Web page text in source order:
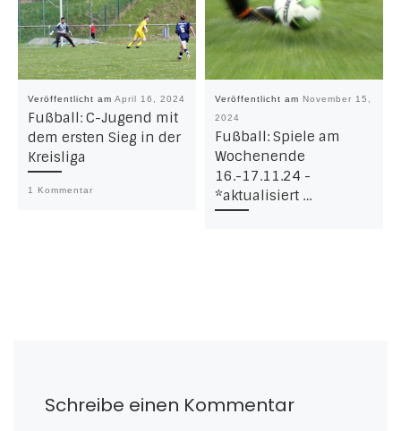
Veröffentlicht am April 16, 2024
Fußball: C-Jugend mit
dem ersten Sieg in der
Kreisliga
1 Kommentar
Veröffentlicht am November 15,
2024
Fußball: Spiele am
Wochenende
16.-17.11.24 -
*aktualisiert …
Schreibe einen Kommentar